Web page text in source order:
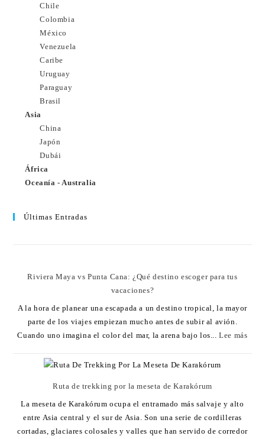
Chile
Colombia
México
Venezuela
Caribe
Uruguay
Paraguay
Brasil
Asia
China
Japón
Dubái
África
Oceanía - Australia
Últimas Entradas
Riviera Maya vs Punta Cana: ¿Qué destino escoger para tus
vacaciones?
A la hora de planear una escapada a un destino tropical, la mayor
parte de los viajes empiezan mucho antes de subir al avión.
Cuando uno imagina el color del mar, la arena bajo los...Lee más
Ruta de trekking por la meseta de Karakórum
La meseta de Karakórum ocupa el entramado más salvaje y alto
entre Asia central y el sur de Asia. Son una serie de cordilleras
cortadas, glaciares colosales y valles que han servido de corredor